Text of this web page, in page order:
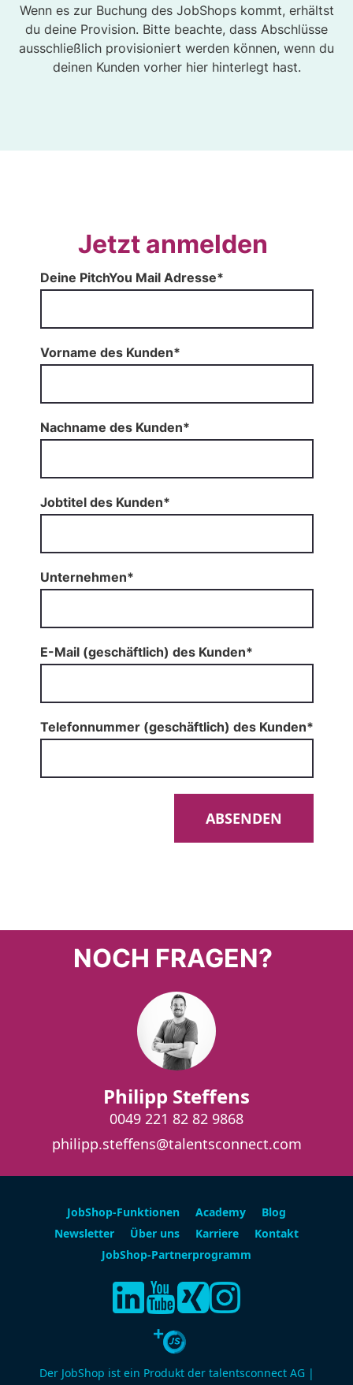
Wenn es zur Buchung des JobShops kommt, erhältst
du deine Provision. Bitte beachte, dass Abschlüsse
ausschließlich provisioniert werden können, wenn du
deinen Kunden vorher hier hinterlegt hast.
Jetzt anmelden
Deine PitchYou Mail Adresse*
Vorname des Kunden*
Nachname des Kunden*
Jobtitel des Kunden*
Unternehmen*
E-Mail (geschäftlich) des Kunden*
Telefonnummer (geschäftlich) des Kunden*
NOCH FRAGEN?
Philipp Steffens
0049 221 82 82 9868
philipp.steffens@talentsconnect.com
JobShop-Funktionen Academy
Blog
Newsletter
Über uns Karriere
Kontakt
JobShop-Partnerprogramm
Der JobShop ist ein Produkt der talentsconnect AG |